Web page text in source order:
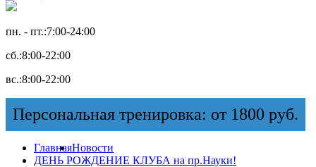
пн. - пт.:7:00-24:00
сб.:8:00-22:00
вс.:8:00-22:00
Персональная тренировка: от 1800 руб.
ГлавнаяНовости
ДЕНЬ РОЖДЕНИЕ КЛУБА на пр.Науки!